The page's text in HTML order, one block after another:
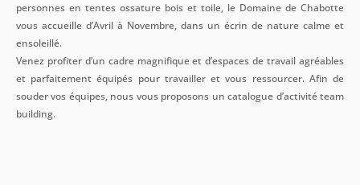
personnes en tentes ossature bois et toile, le Domaine de Chabotte
vous accueille d’Avril à Novembre, dans un écrin de nature calme et
ensoleillé.
Venez profiter d’un cadre magnifique et d’espaces de travail agréables
et parfaitement équipés pour travailler et vous ressourcer. Afin de
souder vos équipes, nous vous proposons un catalogue d’activité team
building.